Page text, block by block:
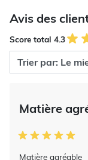
Avis des
Score total 4.3
Matière
Matière agréable